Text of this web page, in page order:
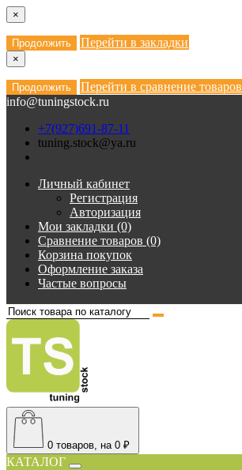
×
Продолжить Перейти в закладки
×
Продолжить
Перейти в сравнение товаров
info@tuningstock.ru
+7(927)691-87-11
tuning.stock@ya.ru
Личный кабинет
Регистрация
Авторизация
Мои закладки (0)
Сравнение товаров (0)
Корзина покупок
Оформление заказа
Частые вопросы
0 товаров, на 0 ₽
КАТАЛОГ